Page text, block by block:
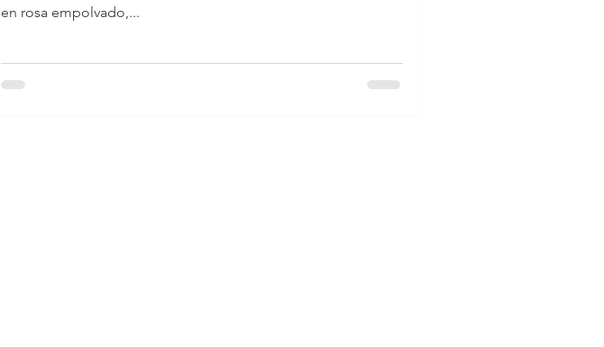
en rosa empolvado,...